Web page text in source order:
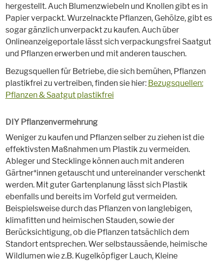
hergestellt. Auch Blumenzwiebeln und Knollen gibt es in
Papier verpackt. Wurzelnackte Pflanzen, Gehölze, gibt es
sogar gänzlich unverpackt zu kaufen. Auch über
Onlineanzeigeportale lässt sich verpackungsfrei Saatgut
und Pflanzen erwerben und mit anderen tauschen.
Bezugsquellen für Betriebe, die sich bemühen, Pflanzen
plastikfrei zu vertreiben, finden sie hier: Bezugsquellen:
Pflanzen & Saatgut plastikfrei
DIY Pflanzenvermehrung
Weniger zu kaufen und Pflanzen selber zu ziehen ist die
effektivsten Maßnahmen um Plastik zu vermeiden.
Ableger und Stecklinge können auch mit anderen
Gärtner*innen getauscht und untereinander verschenkt
werden. Mit guter Gartenplanung lässt sich Plastik
ebenfalls und bereits im Vorfeld gut vermeiden.
Beispielsweise durch das Pflanzen von langlebigen,
klimafitten und heimischen Stauden, sowie der
Berücksichtigung, ob die Pflanzen tatsächlich dem
Standort entsprechen. Wer selbstaussäende, heimische
Wildlumen wie z.B. Kugelköpfiger Lauch, Kleine